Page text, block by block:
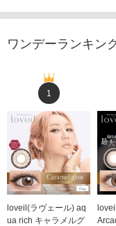
ワンデーランキン
1
loveil(ラヴェール) aq
ua rich キャラメルグ